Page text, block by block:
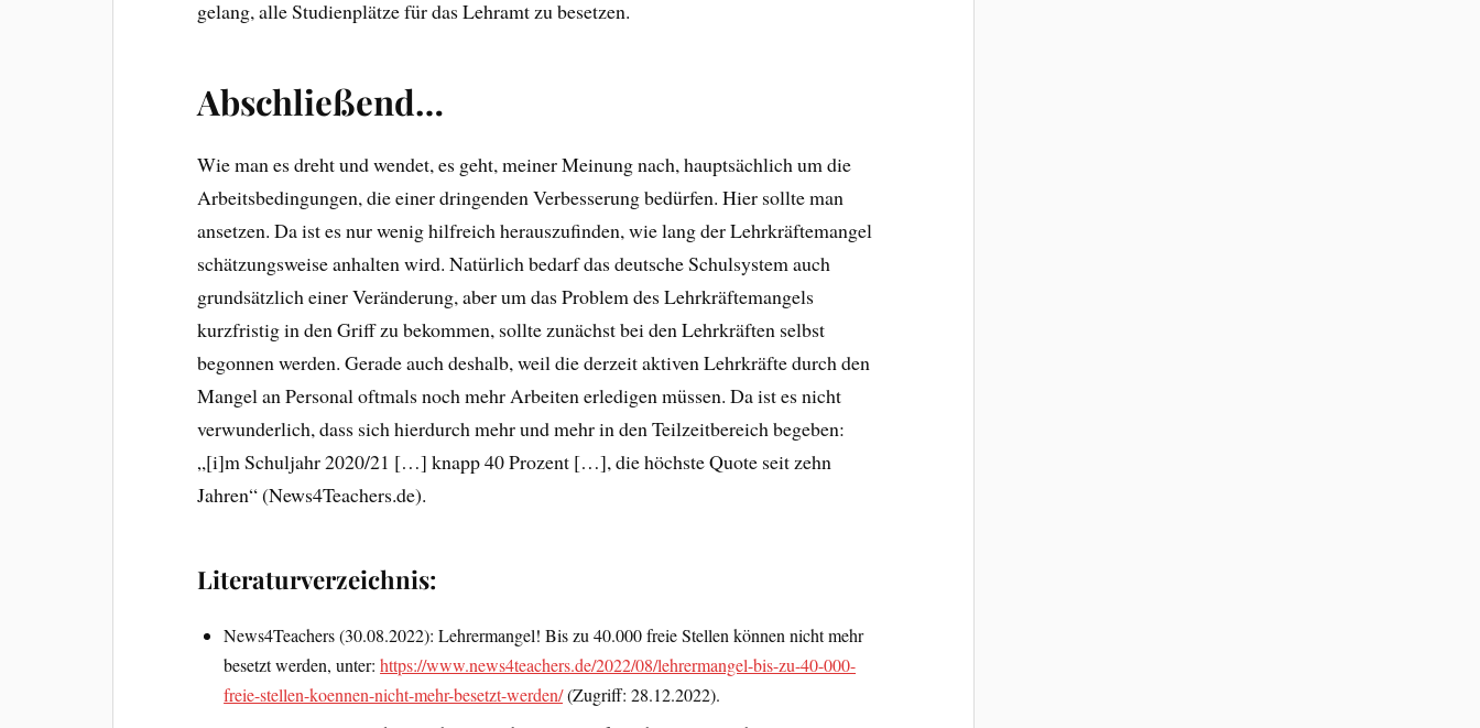
gelang, alle Studienplätze für das Lehramt zu besetzen.
Abschließend…
Wie man es dreht und wendet, es geht, meiner Meinung nach, hauptsächlich um die
Arbeitsbedingungen, die einer dringenden Verbesserung bedürfen. Hier sollte man
ansetzen. Da ist es nur wenig hilfreich herauszufinden, wie lang der Lehrkräftemangel
schätzungsweise anhalten wird. Natürlich bedarf das deutsche Schulsystem auch
grundsätzlich einer Veränderung, aber um das Problem des Lehrkräftemangels
kurzfristig in den Griff zu bekommen, sollte zunächst bei den Lehrkräften selbst
begonnen werden. Gerade auch deshalb, weil die derzeit aktiven Lehrkräfte durch den
Mangel an Personal oftmals noch mehr Arbeiten erledigen müssen. Da ist es nicht
verwunderlich, dass sich hierdurch mehr und mehr in den Teilzeitbereich begeben:
„[i]m Schuljahr 2020/21 […] knapp 40 Prozent […], die höchste Quote seit zehn
Jahren“ (News4Teachers.de).
Literaturverzeichnis:
News4Teachers (30.08.2022): Lehrermangel! Bis zu 40.000 freie Stellen können nicht mehr
besetzt werden, unter:https://www.news4teachers.de/2022/08/lehrermangel-bis-zu-40-000-
freie-stellen-koennen-nicht-mehr-besetzt-werden/(Zugriff: 28.12.2022).